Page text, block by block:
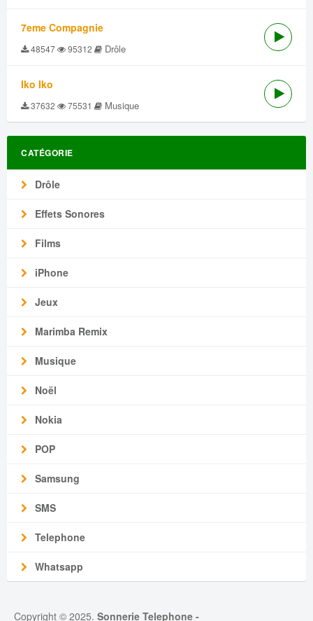
7eme Compagnie
48547 95312 Drôle
Iko Iko
37632 75531 Musique
CATÉGORIE
Drôle
Effets Sonores
Films
iPhone
Jeux
Marimba Remix
Musique
Noël
Nokia
POP
Samsung
SMS
Telephone
Whatsapp
Copyright © 2025. Sonnerie Telephone -